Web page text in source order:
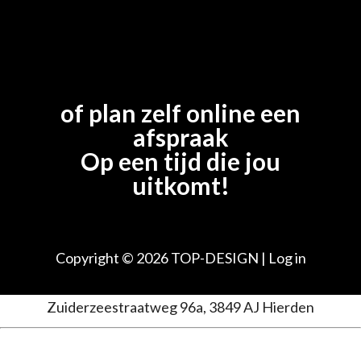
of plan zelf online een
afspraak
Op een tijd die jou
uitkomt!
Copyright © 2026TOP-DESIGN | Log in
Zuiderzeestraatweg 96a, 3849 AJ Hierden